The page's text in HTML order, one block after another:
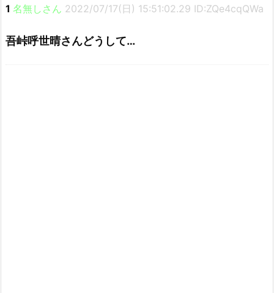
1 名無しさん 2022/07/17(日) 15:51:02.29 ID:ZQe4cqQWa
吾峠呼世晴さんどうして…